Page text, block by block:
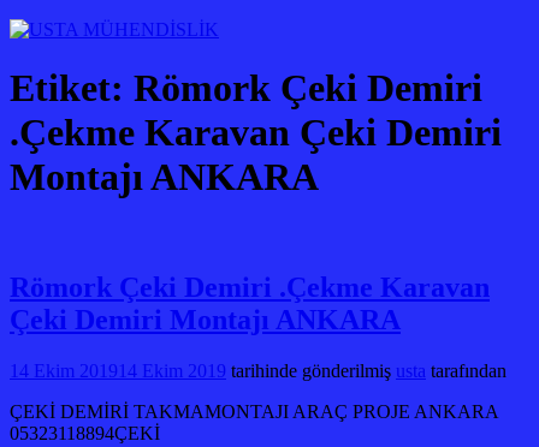
Etiket: Römork Çeki Demiri
.Çekme Karavan Çeki Demiri
Montajı ANKARA
Römork Çeki Demiri .Çekme Karavan
Çeki Demiri Montajı ANKARA
14 Ekim 201914 Ekim 2019 tarihinde gönderilmiş usta tarafından
ÇEKİ DEMİRİ TAKMAMONTAJI ARAÇ PROJE ANKARA
05323118894ÇEKİ